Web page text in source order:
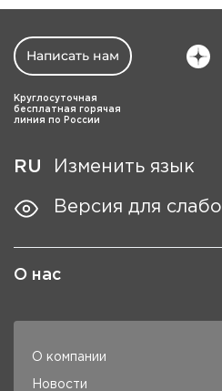
Написать нам
Круглосуточная
бесплатная горячая
линия по России
RU Изменить язык
Версия для
О нас
О компании
Новости